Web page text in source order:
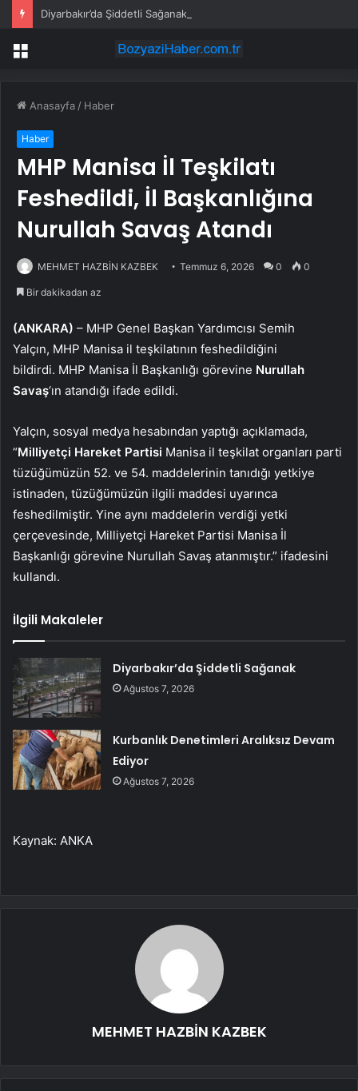
Diyarbakır’da Şiddetli Sağanak
Menü
Anasayfa / Haber
Haber
MHP Manisa İl Teşkilatı
Feshedildi, İl Başkanlığına
Nurullah Savaş Atandı
MEHMET HAZBİN KAZBEK Temmuz 6, 2026 0 0
Bir dakikadan az
(ANKARA) – MHP Genel Başkan Yardımcısı Semih
Yalçın, MHP Manisa il teşkilatının feshedildiğini
bildirdi. MHP Manisa İl Başkanlığı görevine Nurullah
Savaş‘ın atandığı ifade edildi.
Yalçın, sosyal medya hesabından yaptığı açıklamada,
“Milliyetçi Hareket Partisi Manisa il teşkilat organları parti
tüzüğümüzün 52. ve 54. maddelerinin tanıdığı yetkiye
istinaden, tüzüğümüzün ilgili maddesi uyarınca
feshedilmiştir. Yine aynı maddelerin verdiği yetki
çerçevesinde, Milliyetçi Hareket Partisi Manisa İl
Başkanlığı görevine Nurullah Savaş atanmıştır.” ifadesini
kullandı.
İlgili Makaleler
Diyarbakır’da Şiddetli Sağanak
Ağustos 7, 2026
Kurbanlık Denetimleri Aralıksız Devam
Ediyor
Ağustos 7, 2026
Kaynak: ANKA
MEHMET HAZBİN KAZBEK